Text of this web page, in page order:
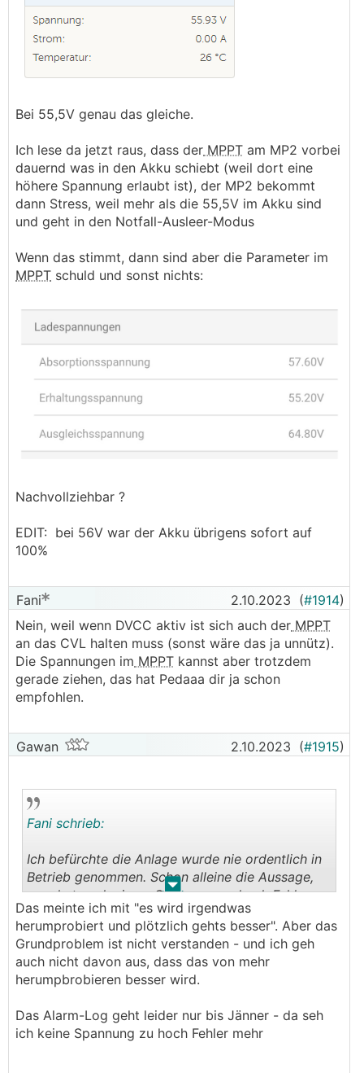
Bei 55,5V genau das gleiche.
Ich lese da jetzt raus, dass der MPPT am MP2 vorbei
dauernd was in den Akku schiebt (weil dort eine
höhere Spannung erlaubt ist), der MP2 bekommt
dann Stress, weil mehr als die 55,5V im Akku sind
und geht in den Notfall-Ausleer-Modus
Wenn das stimmt, dann sind aber die Parameter im
MPPT schuld und sonst nichts:
Nachvollziehbar ?
EDIT: bei 56V war der Akku übrigens sofort auf
100%
Fani 2.10.2023 (#1914)
Nein, weil wenn DVCC aktiv ist sich auch der MPPT
an das CVL halten muss (sonst wäre das ja unnütz).
Die Spannungen im MPPT kannst aber trotzdem
gerade ziehen, das hat Pedaaa dir ja schon
empfohlen.
Gawan 2.10.2023 (#1915)
. .
Fani schrieb:
Ich befürchte die Anlage wurde nie ordentlich in
Betrieb genommen. Schon alleine die Aussage,
man hat nach einem Spannung zu hoch Fehler
einfach mal im DVCC das CVL gesenkt zeigt mir,
hier wurde nur Symptombekämpfung gemacht,
anstatt die Ursache zu suchen. Das wird jetzt ein
Forum auch nicht kompensieren können.
Das meinte ich mit "es wird irgendwas
herumprobiert und plötzlich gehts besser". Aber das
Grundproblem ist nicht verstanden - und ich geh
auch nicht davon aus, dass das von mehr
herumpbrobieren besser wird.
Das Alarm-Log geht leider nur bis Jänner - da seh
ich keine Spannung zu hoch Fehler mehr